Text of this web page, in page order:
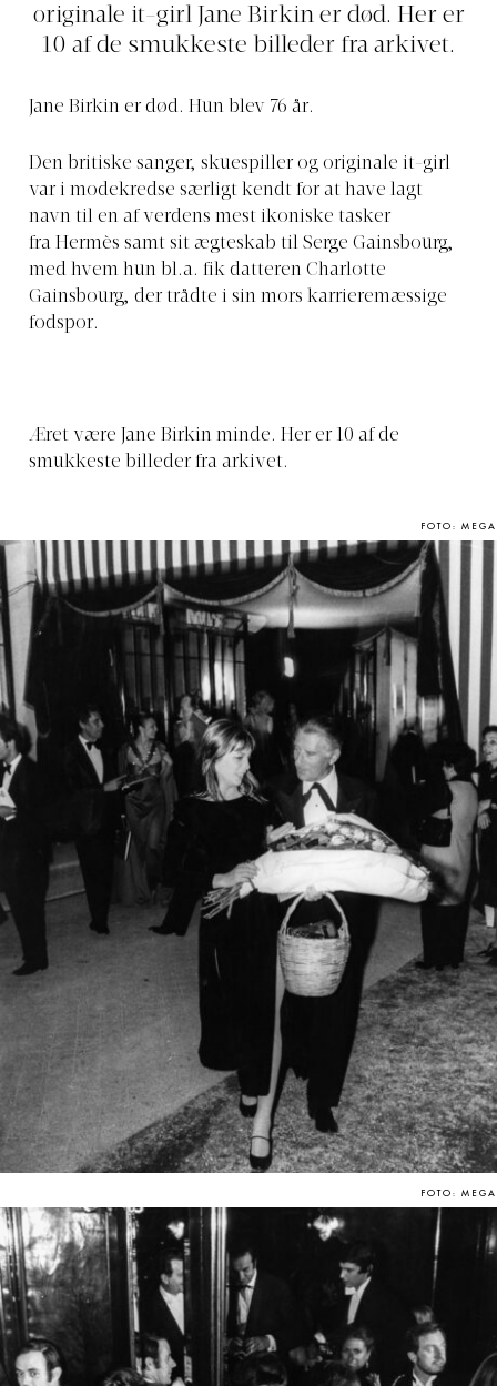
originale it-girl Jane Birkin er død. Her er
10 af de smukkeste billeder fra arkivet.
Jane Birkin er død. Hun blev 76 år.
Den britiske sanger, skuespiller og originale it-girl
var i modekredse særligt kendt for at have lagt
navn til en af verdens mest ikoniske tasker
fra Hermès samt sit ægteskab til Serge Gainsbourg,
med hvem hun bl.a. fik datteren Charlotte
Gainsbourg, der trådte i sin mors karrieremæssige
fodspor.
Æret være Jane Birkin minde. Her er 10 af de
smukkeste billeder fra arkivet.
FOTO: MEGA
FOTO: MEGA